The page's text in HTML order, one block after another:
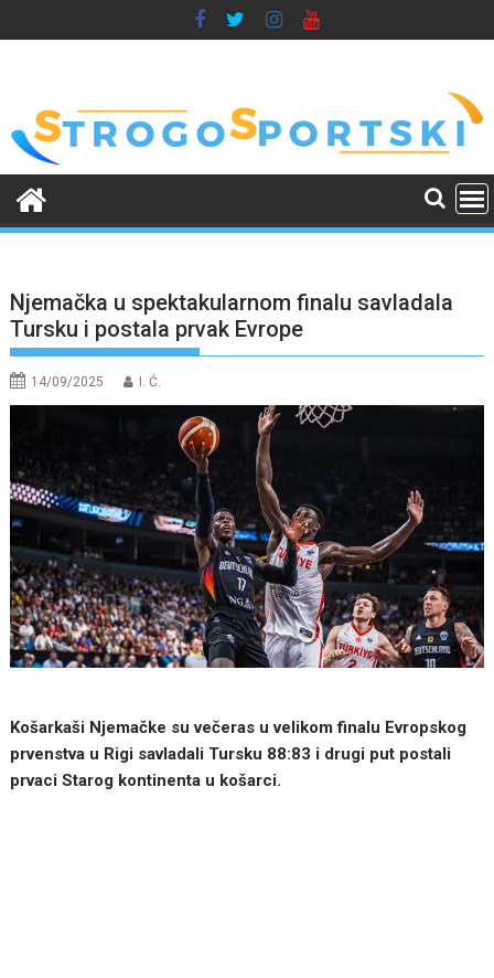
to
Njemačka u spektakularnom finalu savladala
Tursku i postala prvak Evrope
14/09/2025 I. Ć.
Košarkaši Njemačke su večeras u velikom finalu Evropskog
prvenstva u Rigi savladali Tursku 88:83 i drugi put postali
prvaci Starog kontinenta u košarci.